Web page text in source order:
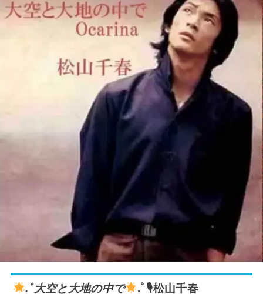
.ﾟ大空と大地の中で .ﾟ🎙松山千春